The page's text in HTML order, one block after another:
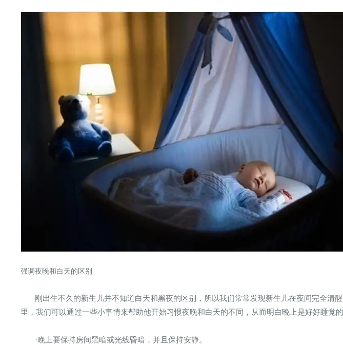
强调夜晚和白天的区别
刚出生不久的新生儿并不知道白天和黑夜的区别，所以我们常常发现新生儿在夜间完全清
里，我们可以通过一些小事情来帮助他开始习惯夜晚和白天的不同，从而明白晚上是好好睡觉的
·晚上要保持房间黑暗或光线昏暗，并且保持安静。